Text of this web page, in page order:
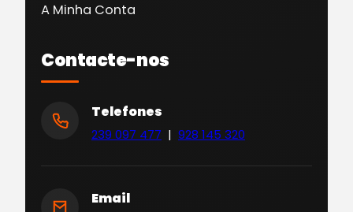
A Minha Conta
Contacte-nos
Telefones
239 097 477 | 928 145 320
Email